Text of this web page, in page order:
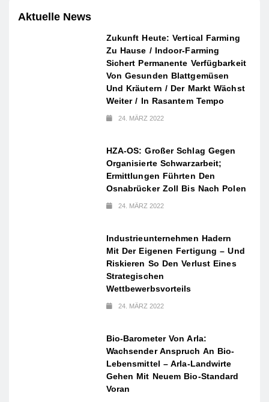
Aktuelle News
Zukunft Heute: Vertical Farming
Zu Hause / Indoor-Farming
Sichert Permanente Verfügbarkeit
Von Gesunden Blattgemüsen
Und Kräutern / Der Markt Wächst
Weiter / In Rasantem Tempo
24. MÄRZ 2022
HZA-OS: Großer Schlag Gegen
Organisierte Schwarzarbeit;
Ermittlungen Führten Den
Osnabrücker Zoll Bis Nach Polen
24. MÄRZ 2022
Industrieunternehmen Hadern
Mit Der Eigenen Fertigung – Und
Riskieren So Den Verlust Eines
Strategischen
Wettbewerbsvorteils
24. MÄRZ 2022
Bio-Barometer Von Arla:
Wachsender Anspruch An Bio-
Lebensmittel – Arla-Landwirte
Gehen Mit Neuem Bio-Standard
Voran